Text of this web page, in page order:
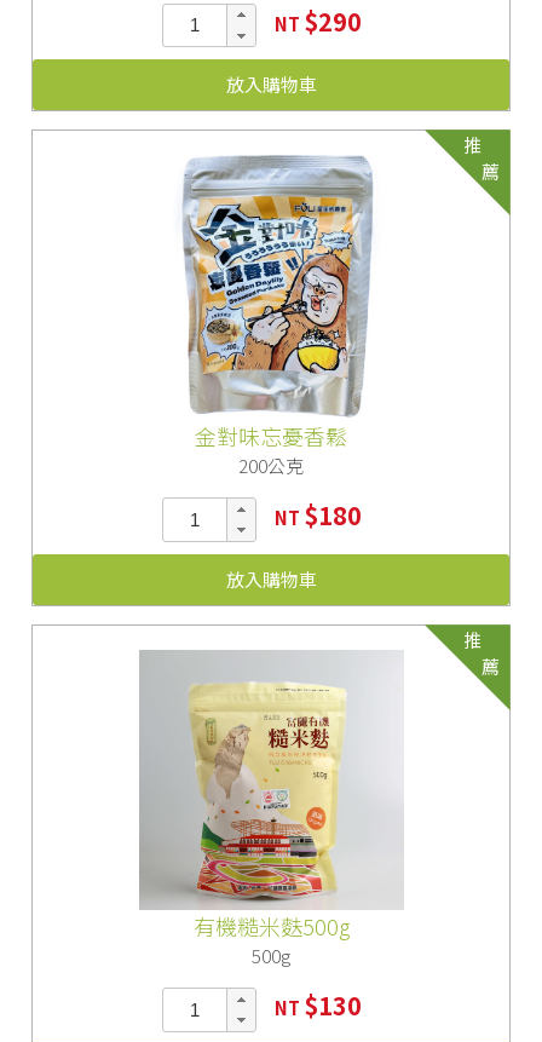
NT $290
放入購物車
推
薦
金對味忘憂香鬆
200公克
NT $180
放入購物車
推
薦
有機糙米麩500g
500g
NT $130